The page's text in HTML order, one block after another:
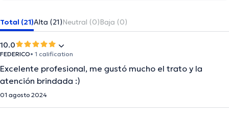
Total (21)Alta (21)Neutral (0)Baja (0)
10.0
FEDERICO• 1 calification
Excelente profesional, me gustó mucho el trato y la
atención brindada :)
01 agosto 2024